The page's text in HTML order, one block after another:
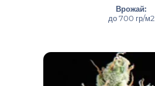
Врожай:
до 700 гр/м2